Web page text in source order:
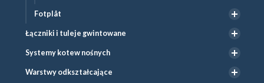
Fotplåt
Łączniki i tuleje gwintowane
Systemy kotew nośnych
Warstwy odkształcające